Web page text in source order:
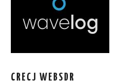
CRECJ WEBSDR